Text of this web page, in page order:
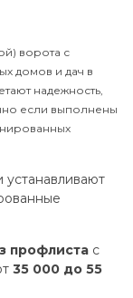
ворота с
домов и дач в
надежность,
если выполнены
устанавливают
профлиста с
35 000 до 55